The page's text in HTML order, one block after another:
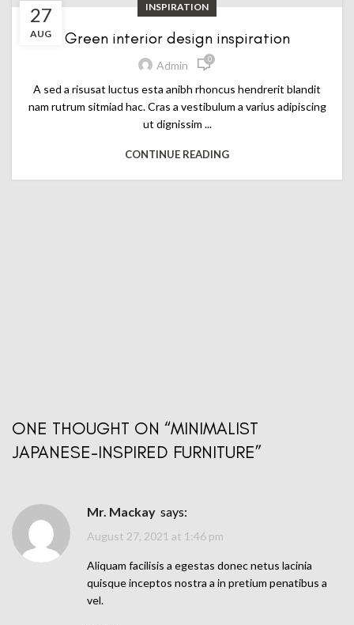
27
AUG
INSPIRATION
Green interior design inspiration
Admin 0
A sed a risusat luctus esta anibh rhoncus hendrerit blandit
nam rutrum sitmiad hac. Cras a vestibulum a varius adipiscing
ut dignissim ...
CONTINUE READING
ONE THOUGHT ON “MINIMALIST
JAPANESE-INSPIRED FURNITURE”
Mr. Mackay says:
August 27, 2021 at 1:46 pm
Aliquam facilisis a egestas donec netus lacinia
quisque inceptos nostra a in pretium penatibus a
vel.